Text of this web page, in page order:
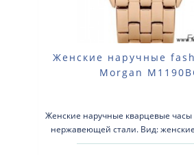
Женские наручные
Morgan
Женские наручные кварцевые часы
нержавеющей стали. Вид:
Тип механизма: